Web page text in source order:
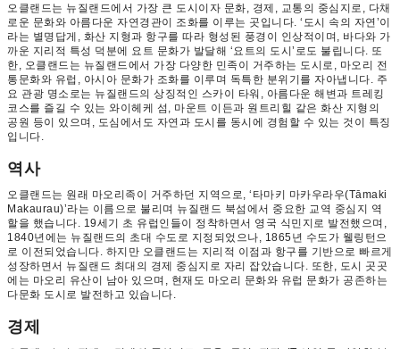
오클랜드는 뉴질랜드에서 가장 큰 도시이자 문화, 경제, 교통의 중심지로, 다채
로운 문화와 아름다운 자연경관이 조화를 이루는 곳입니다. ‘도시 속의 자연’이
라는 별명답게, 화산 지형과 항구를 따라 형성된 풍경이 인상적이며, 바다와 가
까운 지리적 특성 덕분에 요트 문화가 발달해 ‘요트의 도시’로도 불립니다. 또
한, 오클랜드는 뉴질랜드에서 가장 다양한 민족이 거주하는 도시로, 마오리 전
통문화와 유럽, 아시아 문화가 조화를 이루며 독특한 분위기를 자아냅니다. 주
요 관광 명소로는 뉴질랜드의 상징적인 스카이 타워, 아름다운 해변과 트레킹
코스를 즐길 수 있는 와이헤케 섬, 마운트 이든과 원트리힐 같은 화산 지형의
공원 등이 있으며, 도심에서도 자연과 도시를 동시에 경험할 수 있는 것이 특징
입니다.
역사
오클랜드는 원래 마오리족이 거주하던 지역으로, ‘타마키 마카우라우(Tāmaki
Makaurau)’라는 이름으로 불리며 뉴질랜드 북섬에서 중요한 교역 중심지 역
할을 했습니다. 19세기 초 유럽인들이 정착하면서 영국 식민지로 발전했으며,
1840년에는 뉴질랜드의 초대 수도로 지정되었으나, 1865년 수도가 웰링턴으
로 이전되었습니다. 하지만 오클랜드는 지리적 이점과 항구를 기반으로 빠르게
성장하면서 뉴질랜드 최대의 경제 중심지로 자리 잡았습니다. 또한, 도시 곳곳
에는 마오리 유산이 남아 있으며, 현재도 마오리 문화와 유럽 문화가 공존하는
다문화 도시로 발전하고 있습니다.
경제